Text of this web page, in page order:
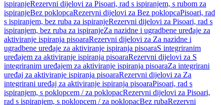
ispiranjeRezervni dijelovi za Pisoari, rad s ispiranjem, s rubom za
ispiranjeBez poklopcaRezervni dijelovi za Bez poklopcaPisoari, rad
s ispiranjem, bez ruba za ispiranjeRezervni dijelovi za Pisoari, rad s
ispiranjem, bez ruba za ispiranjeZa nazidne i ugradbene uređaje za
aktiviranje ispiranja pisoaraRezervni dijelovi za Za nazidne i
ugradbene uređaje za aktiviranje ispiranja pisoaraS integriranim
uređajem za aktiviranje ispiranja pisoaraRezervni dijelovi za S
integriranim uređajem za aktiviranje ispiranja pisoaraZa integrirani
uređaj za aktiviranje ispiranja pisoaraRezervni dijelovi za Za
integrirani uređaj za aktiviranje ispiranja pisoaraPisoari, rad s
ispiranjem, s poklopcem / za poklopacRezervni dijelovi za Pisoari,
rad s ispiranjem, s poklopcem / za poklopacBez rubaRezervni